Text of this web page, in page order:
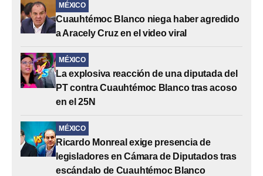
MÉXICO
Cuauhtémoc Blanco niega haber agredido
a Aracely Cruz en el video viral
MÉXICO
La explosiva reacción de una diputada del
PT contra Cuauhtémoc Blanco tras acoso
en el 25N
MÉXICO
Ricardo Monreal exige presencia de
legisladores en Cámara de Diputados tras
escándalo de Cuauhtémoc Blanco